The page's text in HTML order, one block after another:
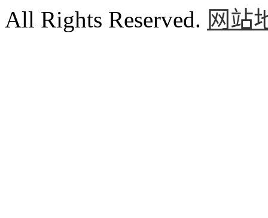
All Rights Reserved. 网站